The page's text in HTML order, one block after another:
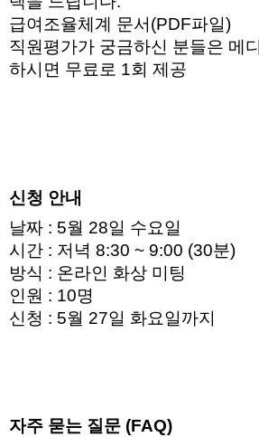
급여조율체계 문서(PDF파일)
직원평가가 궁금하신 분들은 메
하시면 무료로 1회 제공
신청 안내
날짜 : 5월 28일 수요일
시간 : 저녁 8:30 ~ 9:00 (30분)
방식 : 온라인 화상 미팅
인원 : 10명
신청 : 5월 27일 화요일까지
자주 묻는 질문 (FAQ)